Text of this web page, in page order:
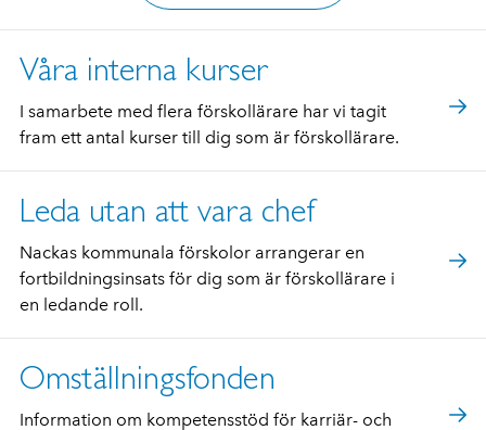
Våra interna kurser
I samarbete med flera förskollärare har vi tagit
fram ett antal kurser till dig som är förskollärare.
Leda utan att vara chef
Nackas kommunala förskolor arrangerar en
fortbildningsinsats för dig som är förskollärare i
en ledande roll.
Omställningsfonden
Information om kompetensstöd för karriär- och